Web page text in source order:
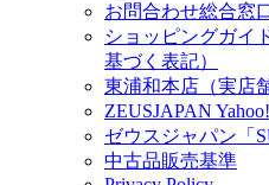
お問合わせ総合窓
ショッピングガイ
基づく表記）
東浦和本店（実店
ZEUSJAPAN
ゼウスジャパン「
中古品販売基準